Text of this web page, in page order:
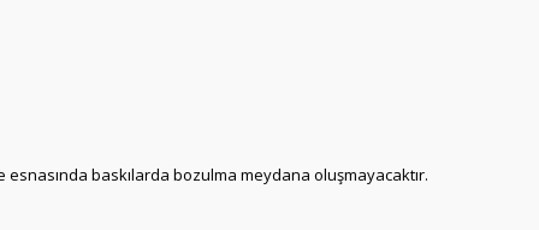
esnasında baskılarda bozulma meydana oluşmayacaktır.